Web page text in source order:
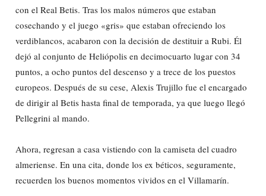
con el Real Betis. Tras los malos números que estaban
cosechando y el juego «gris» que estaban ofreciendo los
verdiblancos, acabaron con la decisión de destituir a Rubi. Él
dejó al conjunto de Heliópolis en decimocuarto lugar con 34
puntos, a ocho puntos del descenso y a trece de los puestos
europeos. Después de su cese, Alexis Trujillo fue el encargado
de dirigir al Betis hasta final de temporada, ya que luego llegó
Pellegrini al mando.
Ahora, regresan a casa vistiendo con la camiseta del cuadro
almeriense. En una cita, donde los ex béticos, seguramente,
recuerden los buenos momentos vividos en el Villamarín.